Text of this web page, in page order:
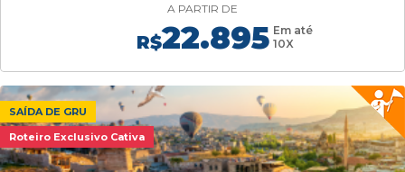
A PARTIR DE
R$22.895 Em até
10X
SAÍDA DE GRU
Roteiro Exclusivo Cativa